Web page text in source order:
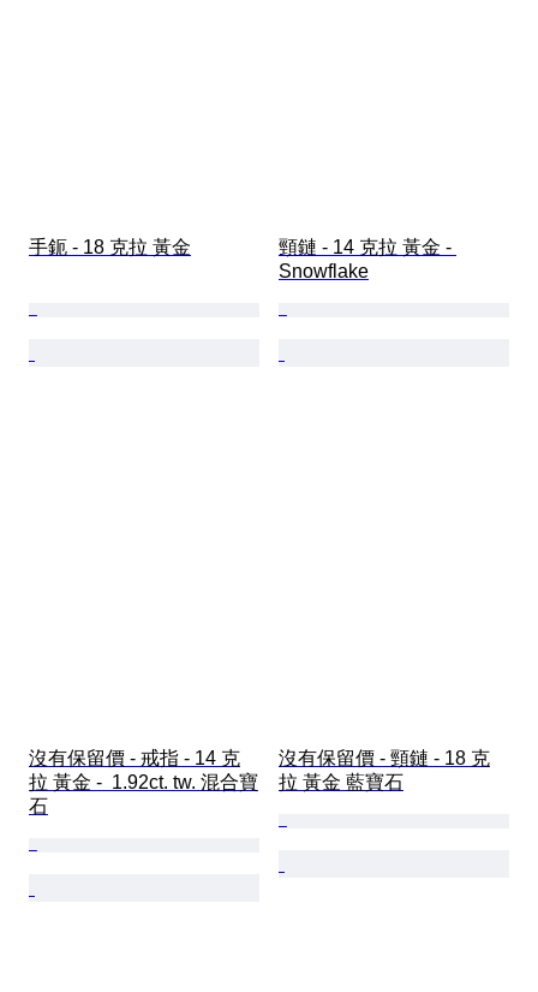
手鈪 - 18 克拉 黃金
頸鏈 - 14 克拉 黃金 -
Snowflake
沒有保留價 - 戒指 - 14 克
拉 黃金 -  1.92ct. tw. 混合寶
石
沒有保留價 - 頸鏈 - 18 克
拉 黃金 藍寶石